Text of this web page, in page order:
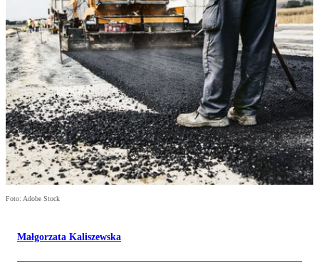
Foto: Adobe Stock
Małgorzata Kaliszewska